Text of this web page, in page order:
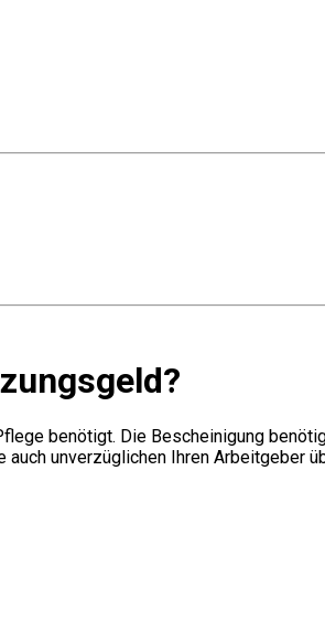
benötigt. Die Bescheinigung
unverzüglichen Ihren Arbeitgeber